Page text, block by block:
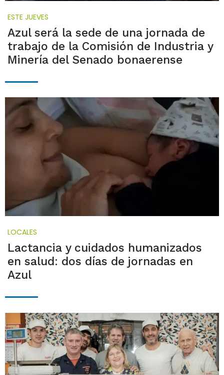
ESTE JUEVES
Azul será la sede de una jornada de
trabajo de la Comisión de Industria y
Minería del Senado bonaerense
LOCALES
Lactancia y cuidados humanizados
en salud: dos días de jornadas en
Azul